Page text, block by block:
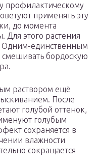
профилактическому
применять эту
до момента
Для этого растения
Одним-единственным
бордоскую
раствором ещё
После
голубой оттенок,
голубым
сохраняется в
влажности
сокращается